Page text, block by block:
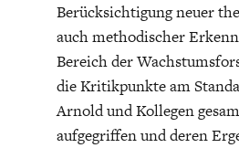
STATUS
OUTPUT
Berücksichtigung neuer
auch methodischer
Bereich der
die Kritikpunkte am
Arnold und Kollegen
aufgegriffen und deren